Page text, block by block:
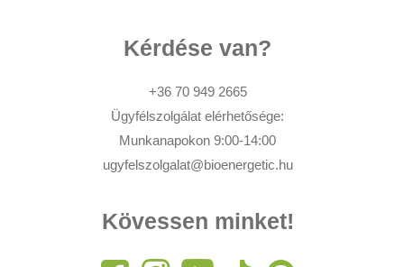
Kérdése van?
+36 70 949 2665
Ügyfélszolgálat elérhetősége:
Munkanapokon 9:00-14:00
ugyfelszolgalat@bioenergetic.hu
Kövessen minket!